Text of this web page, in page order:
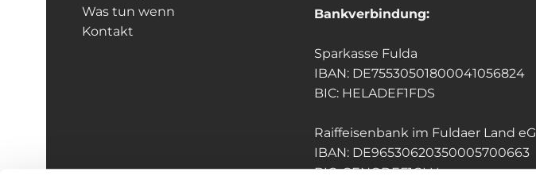
Was tun wenn
Kontakt
Bankverbindung:
Sparkasse Fulda
IBAN: DE75530501800041056824
BIC: HELADEF1FDS
Raiffeisenbank im Fuldaer Land eG
IBAN: DE96530620350005700663
BIC: GENODEF1GLU